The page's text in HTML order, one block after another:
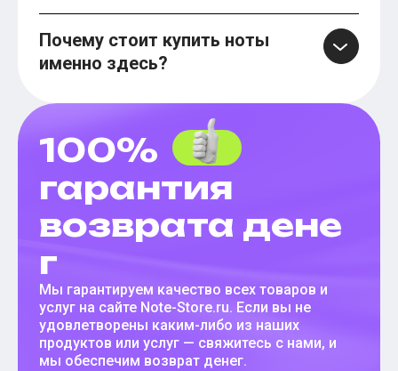
Почему стоит купить ноты
именно здесь?
100%
гарантия
возврата дене
г
Мы гарантируем качество всех товаров и
услуг на сайте Note-Store.ru. Если вы не
удовлетворены каким-либо из наших
продуктов или услуг — свяжитесь с нами, и
мы обеспечим возврат денег.